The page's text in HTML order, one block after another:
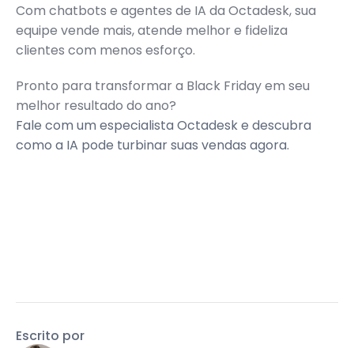
Com chatbots e agentes de IA da Octadesk, sua
equipe vende mais, atende melhor e fideliza
clientes com menos esforço.
Pronto para transformar a Black Friday em seu
melhor resultado do ano?
Fale com um especialista Octadesk e descubra
como a IA pode turbinar suas vendas agora.
Escrito por